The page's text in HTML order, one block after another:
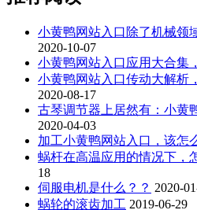
小黄鸭网站入口除了机械领
2020-10-07
小黄鸭网站入口应用大合集
小黄鸭网站入口传动大解析
2020-08-17
古琴调节器上居然有：小黄
2020-04-03
加工小黄鸭网站入口，该怎
蜗杆在高温应用的情况下，
18
伺服电机是什么？？ 2020-
蜗轮的滚齿加工 2019-06-29